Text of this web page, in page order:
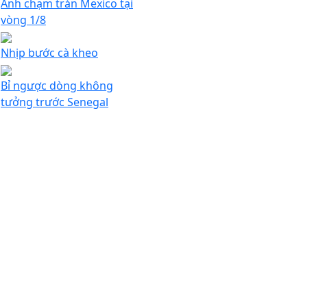
Anh chạm trán Mexico tại
vòng 1/8
Nhịp bước cà kheo
Bỉ ngược dòng không
tưởng trước Senegal